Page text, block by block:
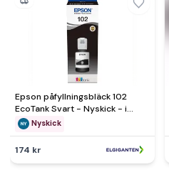
Epson påfyllningsbläck 102
EcoTank Svart - Nyskick - i
originalförpackning
Nyskick
174 kr